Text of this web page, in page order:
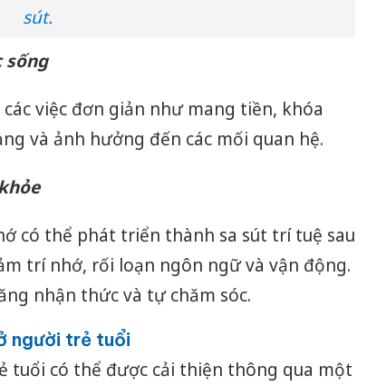
sút.
sống
việc đơn giản như mang tiền, khóa
và ảnh hưởng đến các mối quan hệ.
có thể phát triển thành sa sút trí tuệ sau
trí nhớ, rối loạn ngôn ngữ và vận động.
nhận thức và tự chăm sóc.
người trẻ tuổi
có thể được cải thiện thông qua một